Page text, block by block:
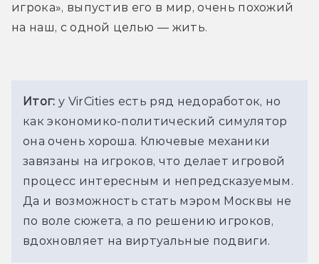
игрока», выпустив его в мир, очень похожий
на наш, с одной целью — жить.
Итог: у VirCities есть ряд недоработок, но
как экономико-политический симулятор
она очень хороша. Ключевые механики
завязаны на игроков, что делает игровой
процесс интересным и непредсказуемым.
Да и возможность стать мэром Москвы не
по воле сюжета, а по решению игроков,
вдохновляет на виртуальные подвиги.